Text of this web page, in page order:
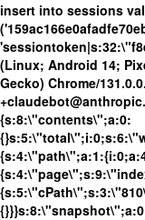
insert into sessions
(Linux; Android 14;
Gecko) Chrome/
{s:8:\"contents\";a:0: